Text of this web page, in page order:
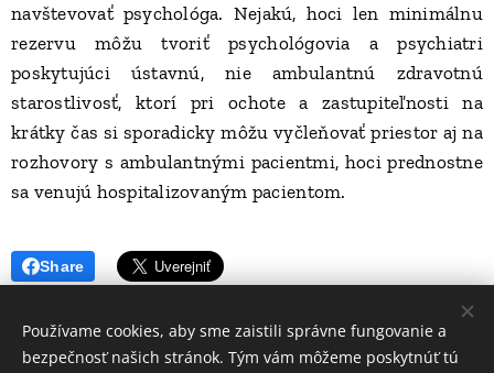
navštevovať psychológa. Nejakú, hoci len minimálnu
rezervu môžu tvoriť psychológovia a psychiatri
poskytujúci ústavnú, nie ambulantnú zdravotnú
starostlivosť, ktorí pri ochote a zastupiteľnosti na
krátky čas si sporadicky môžu vyčleňovať priestor aj na
rozhovory s ambulantnými pacientmi, hoci prednostne
sa venujú hospitalizovaným pacientom.
Share
Používame cookies, aby sme zaistili správne fungovanie a
bezpečnosť našich stránok. Tým vám môžeme poskytnúť tú